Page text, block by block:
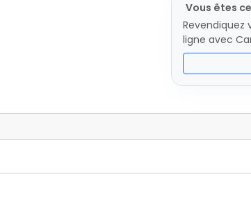
Vous êtes
ligne avec